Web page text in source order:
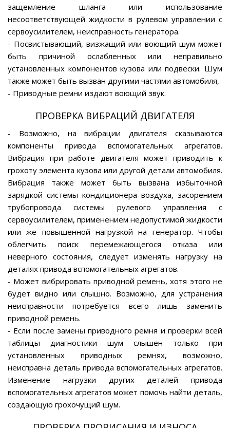
защемление шланга или использование
несоответствующей жидкости в рулевом управлении с
сервоусилителем, неисправность генератора.
- Посвистывающий, визжащий или воющий шум может
быть причиной ослабленных или неправильно
установленных компонентов кузова или подвески. Шум
также может быть вызван другими частями автомобиля,
- Приводные ремни издают воющий звук.
ПРОВЕРКА ВИБРАЦИЙ ДВИГАТЕЛЯ
- Возможно, на вибрации двигателя сказываются
компоненты привода вспомогательных агрегатов.
Вибрация при работе двигателя может приводить к
грохоту элемента кузова или другой детали автомобиля.
Вибрация также может быть вызвана избыточной
зарядкой системы кондиционера воздуха, засорением
трубопровода системы рулевого управления с
сервоусилителем, применением недопустимой жидкости
или же повышенной нагрузкой на генератор. Чтобы
облегчить поиск перемежающегося отказа или
неверного состояния, следует изменять нагрузку на
деталях привода вспомогательных агрегатов.
- Может вибрировать приводной ремень, хотя этого не
будет видно или слышно. Возможно, для устранения
неисправности потребуется всего лишь заменить
приводной ремень.
- Если после замены приводного ремня и проверки всей
таблицы диагностики шум слышен только при
установленных приводных ремнях, возможно,
неисправна деталь привода вспомогательных агрегатов.
Изменение нагрузки других деталей привода
вспомогательных агрегатов может помочь найти деталь,
создающую грохочущий шум.